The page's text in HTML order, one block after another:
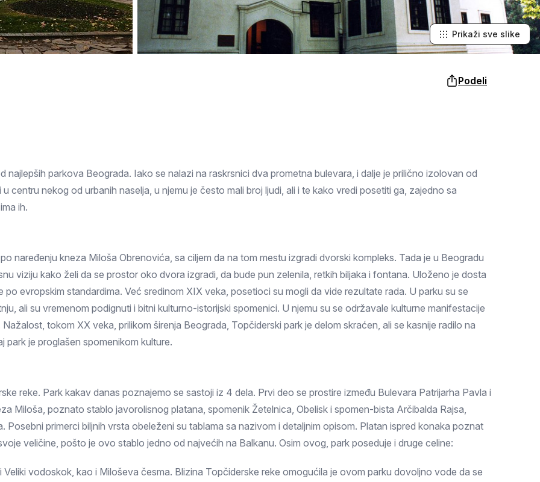
Milanovac Raška Leskovac Zaječar
Požarevac Senta Vrbas
Sremska
Ljubovija Majdanpek
Golija Bačka Topola Palić
Prikaži sve slike
Podeli
najlepših parkova Beograda. Iako se nalazi na raskrsnici dva prometna bulevara, i dalje je prilično izolovan od
centru nekog od urbanih naselja, u njemu je često mali broj ljudi, ali i te kako vredi posetiti ga, zajedno sa
ih.
naređenju kneza Miloša Obrenovića, sa ciljem da na tom mestu izgradi dvorski kompleks. Tada je u Beogradu
viziju kako želi da se prostor oko dvora izgradi, da bude pun zelenila, retkih biljaka i fontana. Uloženo je dosta
evropskim standardima. Već sredinom XIX veka, posetioci su mogli da vide rezultate rada. U parku su se
ali su vremenom podignuti i bitni kulturno-istorijski spomenici. U njemu su se održavale kulturne manifestacije
tokom XX veka, prilikom širenja Beograda, Topčiderski park je delom skraćen, ali se kasnije radilo na
park je proglašen spomenikom kulture.
reke. Park kakav danas poznajemo se sastoji iz 4 dela. Prvi deo se prostire između Bulevara Patrijarha Pavla i
Miloša, poznato stablo javorolisnog platana, spomenik Žetelnica, Obelisk i spomen-bista Arčibalda Rajsa,
primerci biljnih vrsta obeleženi su tablama sa nazivom i detaljnim opisom. Platan ispred konaka poznat
veličine, pošto je ovo stablo jedno od najvećih na Balkanu. Osim ovog, park poseduje i druge celine:
vodoskok, kao i Miloševa česma. Blizina Topčiderske reke omogućila je ovom parku dovoljno vode da se